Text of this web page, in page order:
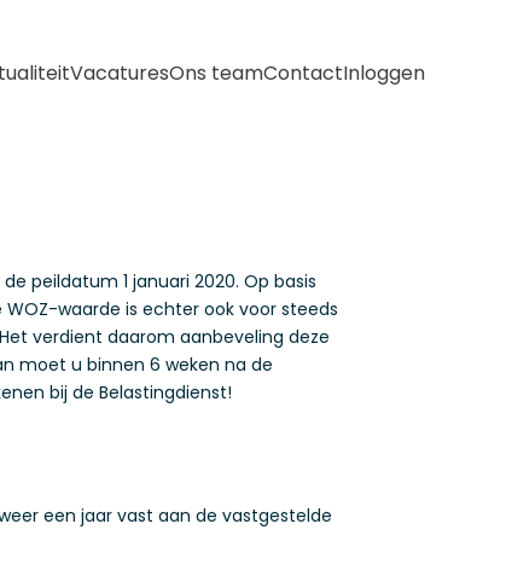
VacaturesOns teamContactInloggen
peildatum 1 januari 2020. Op basis
waarde is echter ook voor steeds
verdient daarom aanbeveling deze
moet u binnen 6 weken na de
bij de Belastingdienst!
een jaar vast aan de vastgestelde